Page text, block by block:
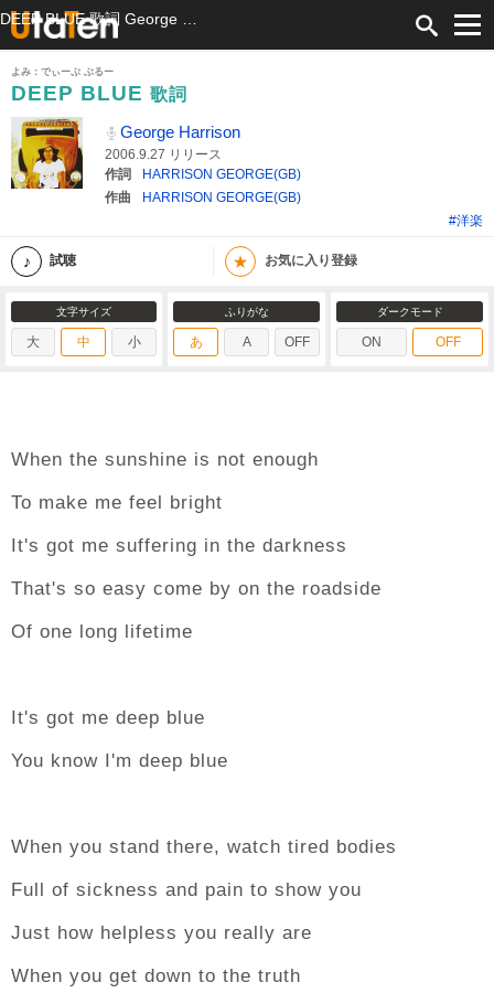
よみ：でぃーぷ ぶるー
DEEP BLUE 歌詞
George Harrison
2006.9.27 リリース
作詞
HARRISON GEORGE(GB)
作曲
HARRISON GEORGE(GB)
#洋楽
試聴 ★ お気に入り登録
文字サイズ
大 中 小
ふりがな
あ A OFF
ダークモード
ON OFF
When the sunshine is not enough
To make me feel bright
It's got me suffering in the darkness
That's so easy come by on the roadside
Of one long lifetime
It's got me deep blue
You know I'm deep blue
When you stand there, watch tired bodies
Full of sickness and pain to show you
Just how helpless you really are
When you get down to the truth